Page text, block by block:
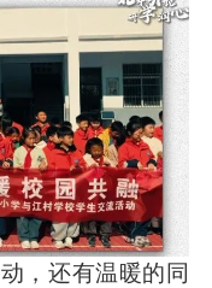
，还有温暖的同